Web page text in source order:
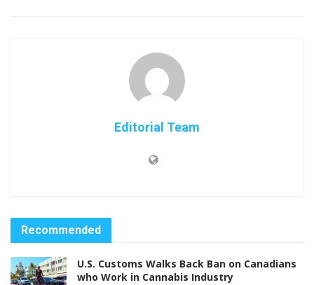
Editorial Team
Recommended
U.S. Customs Walks Back Ban on Canadians
who Work in Cannabis Industry